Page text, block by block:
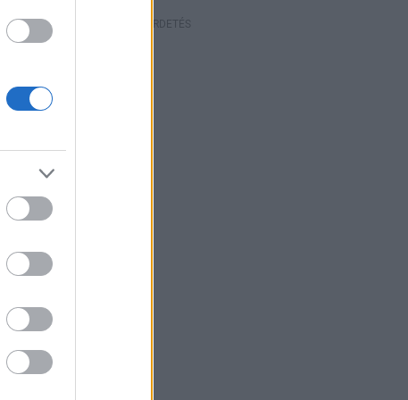
HIRDETÉS